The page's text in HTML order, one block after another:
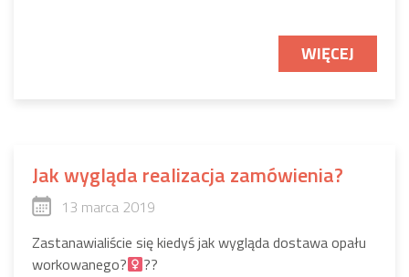
WIĘCEJ
Jak wygląda realizacja zamówienia?
13 marca 2019
Zastanawialiście się kiedyś jak wygląda dostawa opału
workowanego?‍ ??